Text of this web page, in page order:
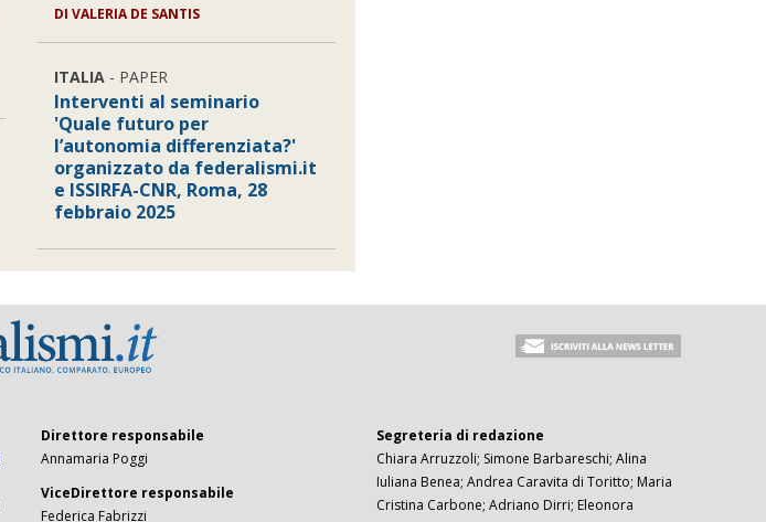
DI VALERIA DE SANTIS
ITALIA- PAPER
Interventi al seminario
'Quale futuro per
l’autonomia differenziata?'
organizzato da federalismi.it
e ISSIRFA-CNR, Roma, 28
febbraio 2025
Direttore responsabile
Annamaria Poggi
ViceDirettore responsabile
Federica Fabrizzi
Segreteria di redazione
Chiara Arruzzoli; Simone Barbareschi; Alina
Iuliana Benea; Andrea Caravita di Toritto; Maria
Cristina Carbone; Adriano Dirri; Eleonora